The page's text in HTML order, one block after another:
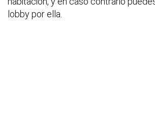
lobby por ella.